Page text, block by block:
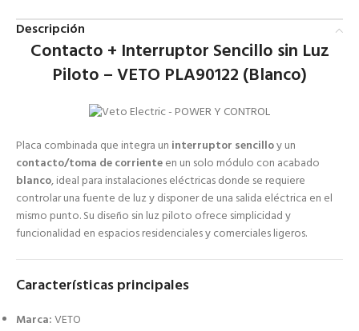
Descripción
Contacto + Interruptor Sencillo sin Luz
Piloto – VETO PLA90122 (Blanco)
Placa combinada que integra un interruptor sencilloy un
contacto/toma de corrienteen un solo módulo con acabado
blanco, ideal para instalaciones eléctricas donde se requiere
controlar una fuente de luz y disponer de una salida eléctrica en el
mismo punto. Su diseño sin luz piloto ofrece simplicidad y
funcionalidad en espacios residenciales y comerciales ligeros.
Características principales
Marca:VETO